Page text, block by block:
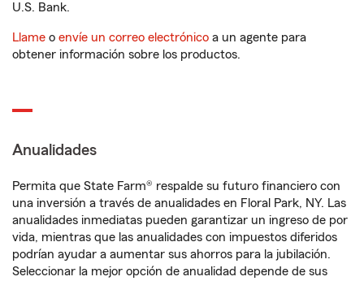
U.S. Bank.
Llame o envíe un correo electrónico a un agente para
obtener información sobre los productos.
Anualidades
Permita que State Farm® respalde su futuro financiero con
una inversión a través de anualidades en Floral Park, NY. Las
anualidades inmediatas pueden garantizar un ingreso de por
vida, mientras que las anualidades con impuestos diferidos
podrían ayudar a aumentar sus ahorros para la jubilación.
Seleccionar la mejor opción de anualidad depende de sus